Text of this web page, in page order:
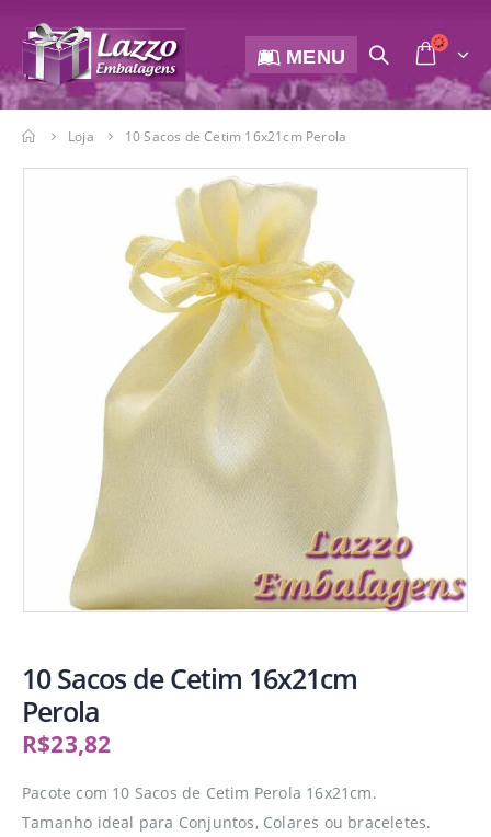
MENU
Loja 10 Sacos de Cetim 16x21cm Perola
10 Sacos de Cetim 16x21cm
Perola
R$23,82
Pacote com 10 Sacos de Cetim Perola 16x21cm.
Tamanho ideal para Conjuntos, Colares ou braceletes.